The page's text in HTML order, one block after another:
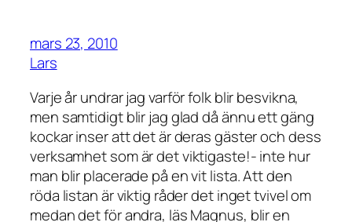
mars 23, 2010
Lars
Varje år undrar jag varför folk blir besvikna,
men samtidigt blir jag glad då ännu ett gäng
kockar inser att det är deras gäster och dess
verksamhet som är det viktigaste!- inte hur
man blir placerade på en vit lista. Att den
röda listan är viktig råder det inget tvivel om
medan det för andra, läs Magnus, blir en